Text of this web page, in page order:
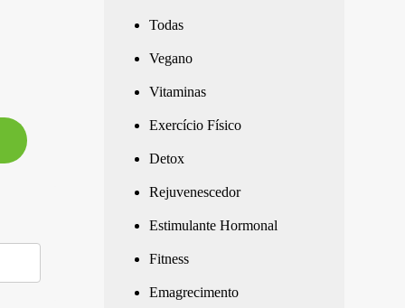
Todas
Vegano
Vitaminas
Exercício Físico
Detox
Rejuvenescedor
Estimulante Hormonal
Fitness
Emagrecimento